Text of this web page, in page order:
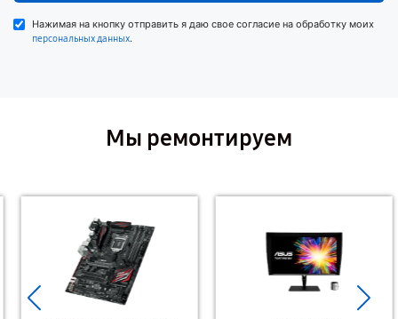
Нажимая на кнопку отправить я даю свое согласие на обработку моих
персональных данных.
Мы ремонтируем